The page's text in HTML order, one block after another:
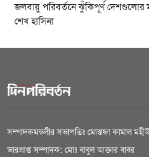
জলবায়ু পরিবর্তনে ঝুঁকিপূর্ণ দেশগুলোর
শেখ হাসিনা
সম্পাদকমন্ডলীর সভাপতিঃ মোস্তফা কামাল
ভারপ্রাপ্ত সম্পাদক: মোঃ বাবুল আক্তার বাবর